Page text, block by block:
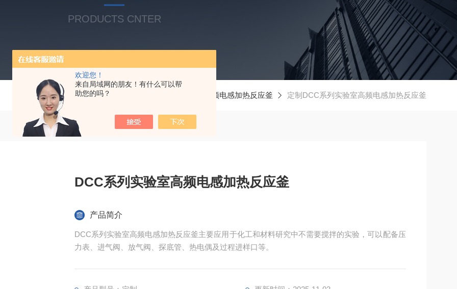
欢迎您！
来自局域网的朋友！有什么可以帮
助您的吗？
PRODUCTS CNTER
当前位置：首页 高频电感加热反应釜 定制DCC系列实验室高频电感加热反应釜
DCC系列实验室高频电感加热反应釜
产品简介
DCC系列实验室高频电感加热反应釜主要应用于化工和材料研究中不需要搅拌的实验，可以配备压
力表、进气阀、放气阀、探底管、热电偶及过程进样口等。